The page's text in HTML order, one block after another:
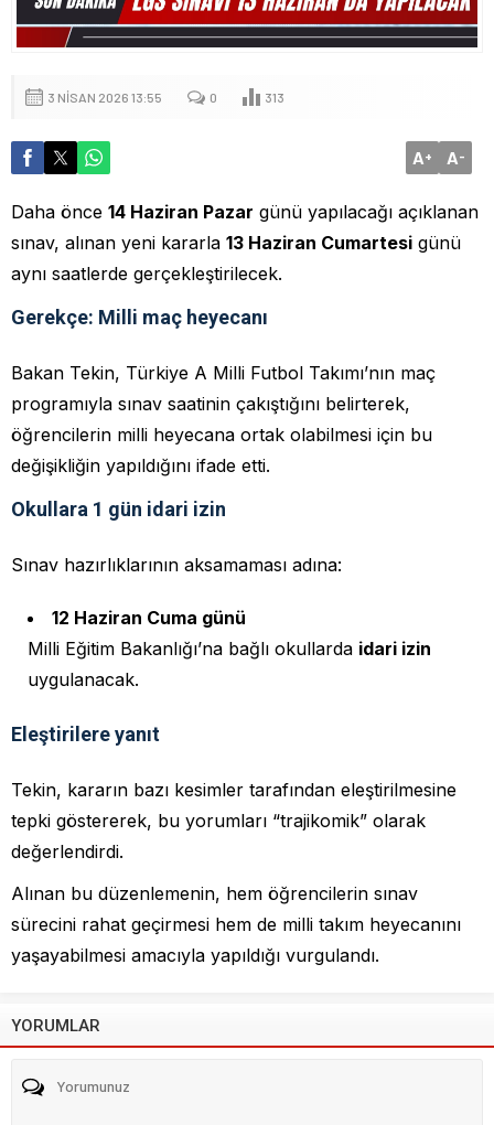
3 NISAN 2026 13:55 0 313
A+ A-
Daha önce 14 Haziran Pazar günü yapılacağı açıklanan
sınav, alınan yeni kararla 13 Haziran Cumartesi günü
aynı saatlerde gerçekleştirilecek.
Gerekçe: Milli maç heyecanı
Bakan Tekin, Türkiye A Milli Futbol Takımı’nın maç
programıyla sınav saatinin çakıştığını belirterek,
öğrencilerin milli heyecana ortak olabilmesi için bu
değişikliğin yapıldığını ifade etti.
Okullara 1 gün idari izin
Sınav hazırlıklarının aksamaması adına:
12 Haziran Cuma günü
Milli Eğitim Bakanlığı’na bağlı okullarda idari izin
uygulanacak.
Eleştirilere yanıt
Tekin, kararın bazı kesimler tarafından eleştirilmesine
tepki göstererek, bu yorumları “trajikomik” olarak
değerlendirdi.
Alınan bu düzenlemenin, hem öğrencilerin sınav
sürecini rahat geçirmesi hem de milli takım heyecanını
yaşayabilmesi amacıyla yapıldığı vurgulandı.
YORUMLAR